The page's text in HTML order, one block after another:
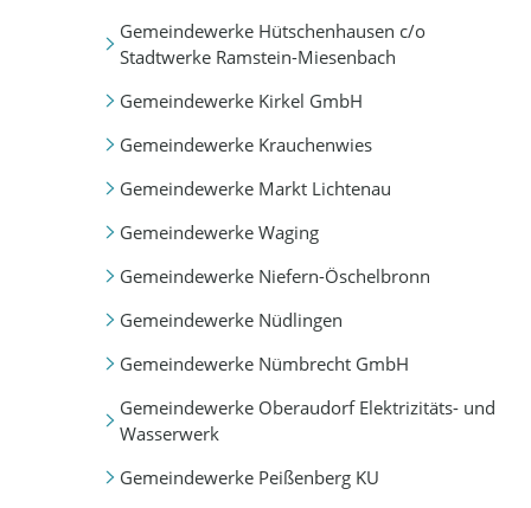
Gemeindewerke Hütschenhausen c/o
Stadtwerke Ramstein-Miesenbach
Gemeindewerke Kirkel GmbH
Gemeindewerke Krauchenwies
Gemeindewerke Markt Lichtenau
Gemeindewerke Waging
Gemeindewerke Niefern-Öschelbronn
Gemeindewerke Nüdlingen
Gemeindewerke Nümbrecht GmbH
Gemeindewerke Oberaudorf Elektrizitäts- und
Wasserwerk
Gemeindewerke Peißenberg KU